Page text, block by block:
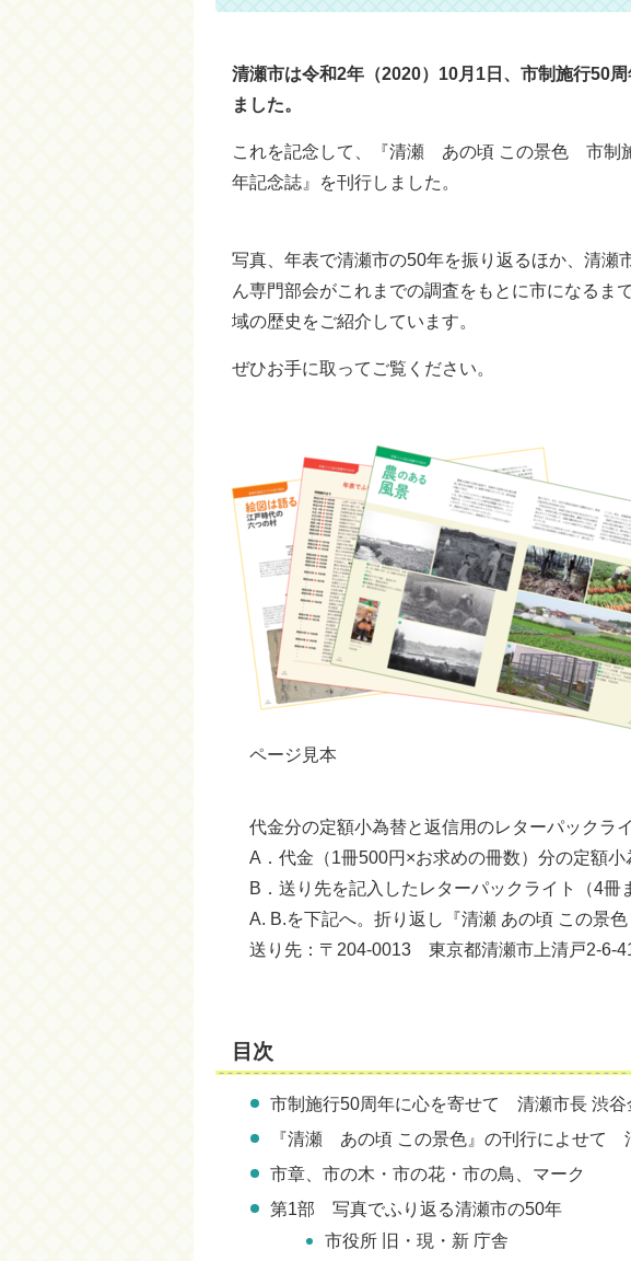
清瀬市は令和2年（2020）10月1日、市制施行50周
ました。
これを記念して、『清瀬 あの頃 この景色 市制
年記念誌』を刊行しました。
写真、年表で清瀬市の50年を振り返るほか、清瀬
ん専門部会がこれまでの調査をもとに市になるま
域の歴史をご紹介しています。
ぜひお手に取ってご覧ください。
ページ見本
代金分の定額小為替と返信用のレターパックラ
A．代金（1冊500円×お求めの冊数）分の定額小
B．送り先を記入したレターパックライト（4冊
A. B.を下記へ。折り返し『清瀬 あの頃 この景色
送り先：〒204-0013 東京都清瀬市上清戸2-6-
目次
市制施行50周年に心を寄せて 清瀬市長 渋谷
『清瀬 あの頃 この景色』の刊行によせて
市章、市の木・市の花・市の鳥、マーク
第1部 写真でふり返る清瀬市の50年
市役所 旧・現・新 庁舎